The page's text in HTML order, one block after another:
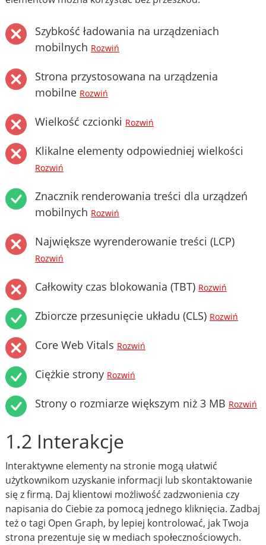
Szybkość ładowania na urządzeniach
mobilnych Rozwiń
Strona przystosowana na urządzenia
mobilne Rozwiń
Wielkość czcionki Rozwiń
Klikalne elementy odpowiedniej wielkości
Rozwiń
Znacznik renderowania treści dla urządzeń
mobilnych Rozwiń
Największe wyrenderowanie treści (LCP)
Rozwiń
Całkowity czas blokowania (TBT) Rozwiń
Zbiorcze przesunięcie układu (CLS) Rozwiń
Core Web Vitals Rozwiń
Ciężkie strony Rozwiń
Strony o rozmiarze większym niż 3 MB Rozwiń
1.2 Interakcje
Interaktywne elementy na stronie mogą ułatwić
użytkownikom uzyskanie informacji lub skontaktowanie
się z firmą. Daj klientowi możliwość zadzwonienia czy
napisania do Ciebie za pomocą jednego kliknięcia. Zadbaj
też o tagi Open Graph, by lepiej kontrolować, jak Twoja
strona prezentuje się w mediach społecznościowych.